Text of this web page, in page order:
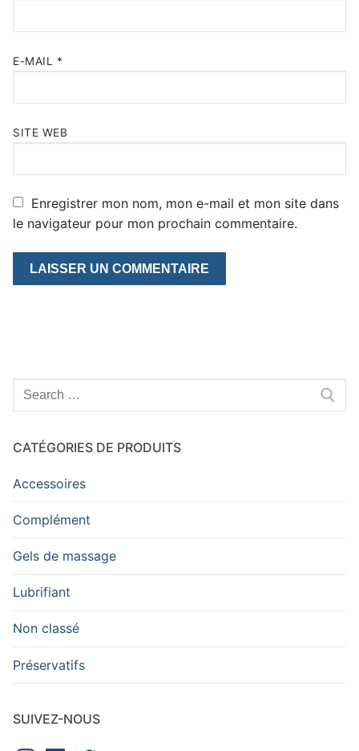
E-MAIL *
SITE WEB
Enregistrer mon nom, mon e-mail et mon site dans
le navigateur pour mon prochain commentaire.
Rechercher
:
CATÉGORIES DE PRODUITS
Accessoires
Complément
Gels de massage
Lubrifiant
Non classé
Préservatifs
SUIVEZ-NOUS